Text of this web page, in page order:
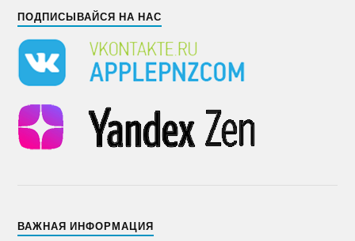
ПОДПИСЫВАЙСЯ НА НАС
ВАЖНАЯ ИНФОРМАЦИЯ